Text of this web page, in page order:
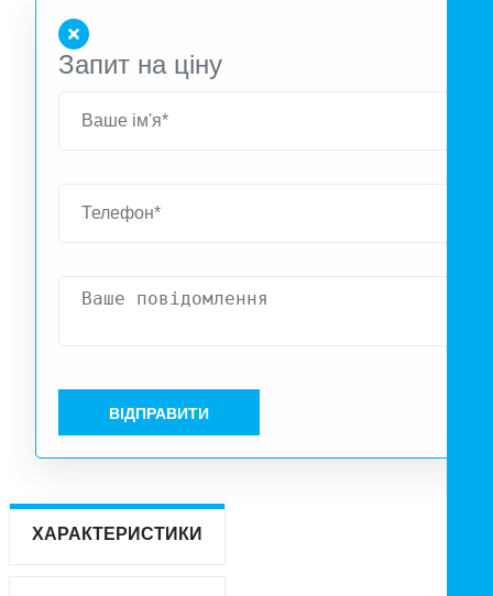
Запит на ціну
ВІДПРАВИТИ
ХАРАКТЕРИСТИКИ